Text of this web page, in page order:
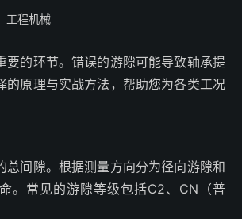
工程机械
的环节。错误的游隙可能导致轴承提
原理与实战方法，帮助您为各类工况
间隙。根据测量方向分为径向游隙和
。常见的游隙等级包括C2、CN（普